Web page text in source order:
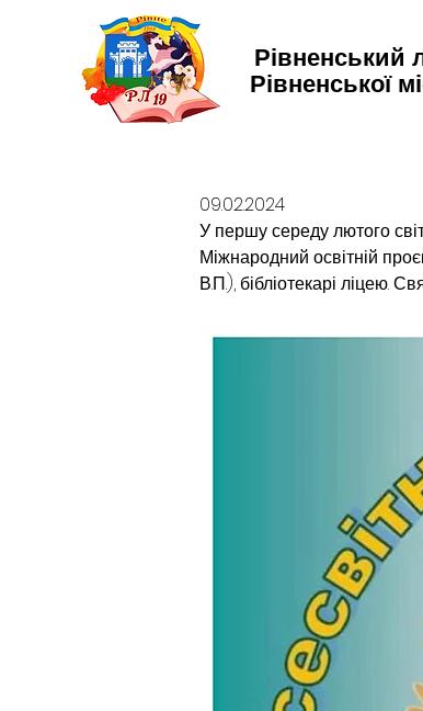
Рівненський
Рівненської
09.02.2024
У першу середу лютого
Міжнародний освітній
В.П.), бібліотекарі ліцею.